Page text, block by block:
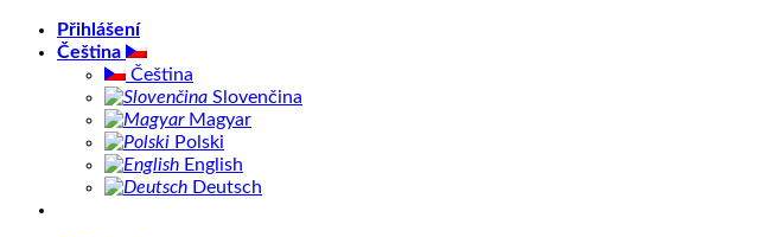
PřeskočitPřihlášení
Čeština
Čeština
Slovenčina
Magyar
Polski
English
Deutsch